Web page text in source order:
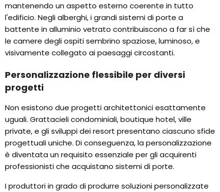
mantenendo un aspetto esterno coerente in tutto
l'edificio. Negli alberghi, i grandi sistemi di porte a
battente in alluminio vetrato contribuiscono a far sì che
le camere degli ospiti sembrino spaziose, luminoso, e
visivamente collegato ai paesaggi circostanti.
Personalizzazione flessibile per diversi
progetti
Non esistono due progetti architettonici esattamente
uguali. Grattacieli condominiali, boutique hotel, ville
private, e gli sviluppi dei resort presentano ciascuno sfide
progettuali uniche. Di conseguenza, la personalizzazione
è diventata un requisito essenziale per gli acquirenti
professionisti che acquistano sistemi di porte.
I produttori in grado di produrre soluzioni personalizzate